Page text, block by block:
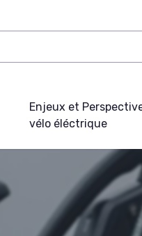
Enjeux et
vélo éléctrique